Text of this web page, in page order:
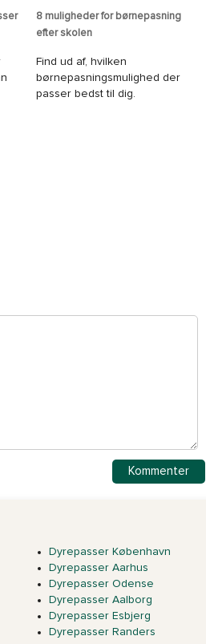
8 muligheder for børnepasning
efter skolen
Find ud af, hvilken
børnepasningsmulighed der
passer bedst til dig.
Dyrepasser København
Dyrepasser Aarhus
Dyrepasser Odense
Dyrepasser Aalborg
Dyrepasser Esbjerg
Dyrepasser Randers